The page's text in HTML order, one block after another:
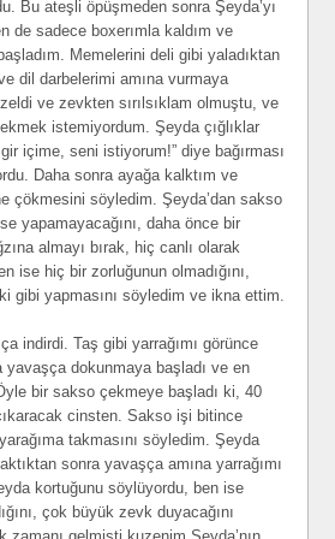
Bu ateşli öpüşmeden sonra Şeyda’yı
de sadece boxerımla kaldım ve
Memelerini deli gibi yaladıktan
dil darbelerimi amına vurmaya
ve zevkten sırılsıklam olmuştu, ve
istemiyordum. Şeyda çığlıklar
içime, seni istiyorum!” diye bağırması
Daha sonra ayağa kalktım ve
çökmesini söyledim. Şeyda’dan sakso
yapamayacağını, daha önce bir
almayı bırak, hiç canlı olarak
ise hiç bir zorluğunun olmadığını,
gibi yapmasını söyledim ve ikna ettim.
indirdi. Taş gibi yarrağımı görünce
yavaşça dokunmaya başladı ve en
bir sakso çekmeye başladı ki, 40
cinsten. Sakso işi bitince
takmasını söyledim. Şeyda
sonra yavaşça amına yarrağımı
kortuğunu söylüyordu, ben ise
çok büyük zevk duyacağını